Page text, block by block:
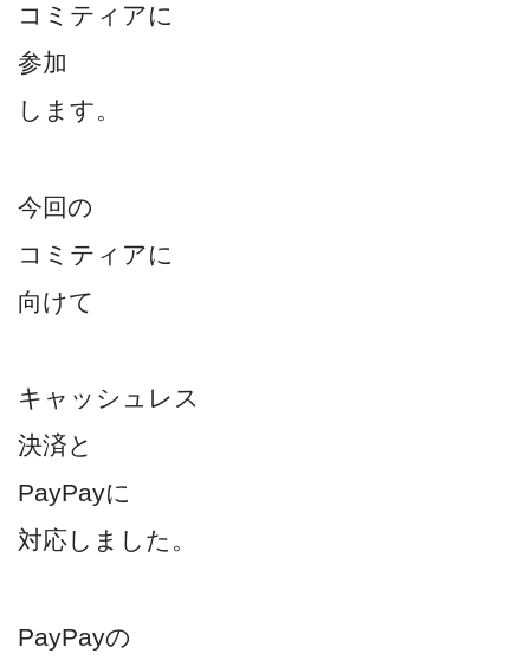
コミティアに
参加
します。
今回の
コミティアに
向けて
キャッシュレス
決済と
PayPayに
対応しました。
PayPayの